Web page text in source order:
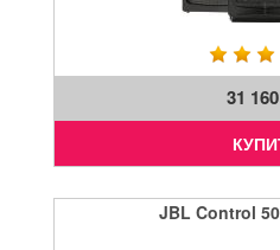
31 160
JBL Control